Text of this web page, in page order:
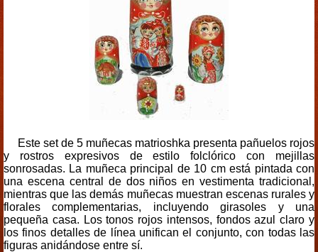
Este set de 5 muñecas matrioshka presenta pañuelos rojos
y rostros expresivos de estilo folclórico con mejillas
sonrosadas. La muñeca principal de 10 cm está pintada con
una escena central de dos niños en vestimenta tradicional,
mientras que las demás muñecas muestran escenas rurales y
florales complementarias, incluyendo girasoles y una
pequeña casa. Los tonos rojos intensos, fondos azul claro y
los finos detalles de línea unifican el conjunto, con todas las
figuras anidándose entre sí.